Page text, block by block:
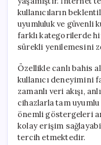
kullanıcıların
uyumluluk ve güvenli
farklı kategorilerde
sürekli yenilemesini
Özellikle canlı bahis
kullanıcı deneyimini
zamanlı veri akışı,
cihazlarla tam
önemli göstergeleri
kolay erişim
tercih etmektedir.